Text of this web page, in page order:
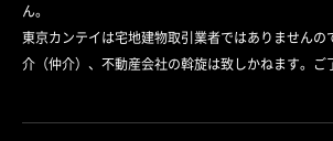
ん。
東京カンテイは宅地建物取引業者ではありませんの
介（仲介）、不動産会社の斡旋は致しかねます。ご